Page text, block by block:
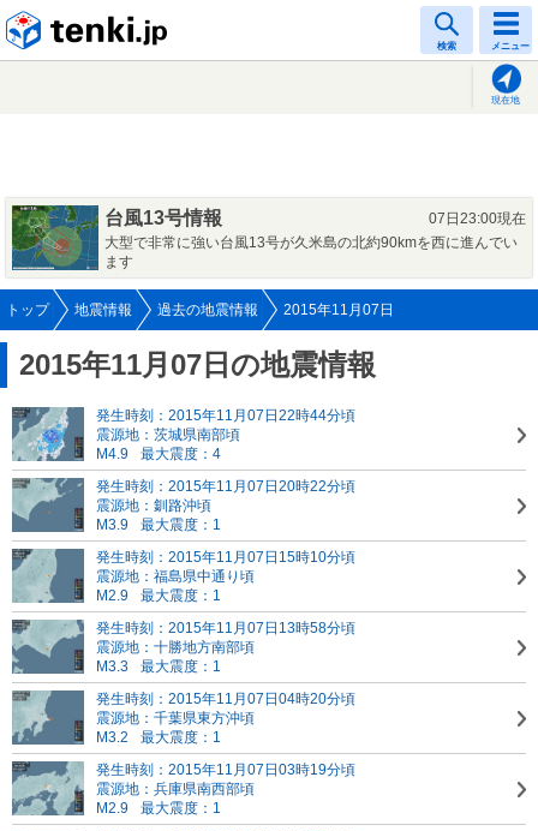
検索 メニュー
現在地
台風13号情報
07日23:00現在
大型で非常に強い台風13号が久米島の北約90kmを西に進んでい
ます
トップ 地震情報 過去の地震情報 2015年11月07日
2015年11月07日の地震情報
発生時刻：2015年11月07日22時44分頃
震源地：茨城県南部頃
M4.9
最大震度：4
発生時刻：2015年11月07日20時22分頃
震源地：釧路沖頃
M3.9
最大震度：1
発生時刻：2015年11月07日15時10分頃
震源地：福島県中通り頃
M2.9
最大震度：1
発生時刻：2015年11月07日13時58分頃
震源地：十勝地方南部頃
M3.3
最大震度：1
発生時刻：2015年11月07日04時20分頃
震源地：千葉県東方沖頃
M3.2
最大震度：1
発生時刻：2015年11月07日03時19分頃
震源地：兵庫県南西部頃
M2.9
最大震度：1